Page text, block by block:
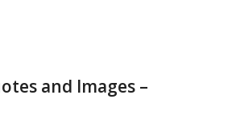
and Images –